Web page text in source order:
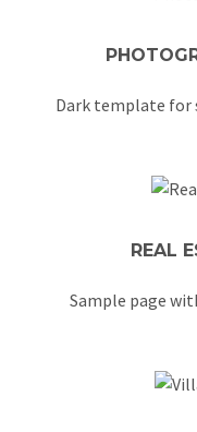
REAL
Sample page